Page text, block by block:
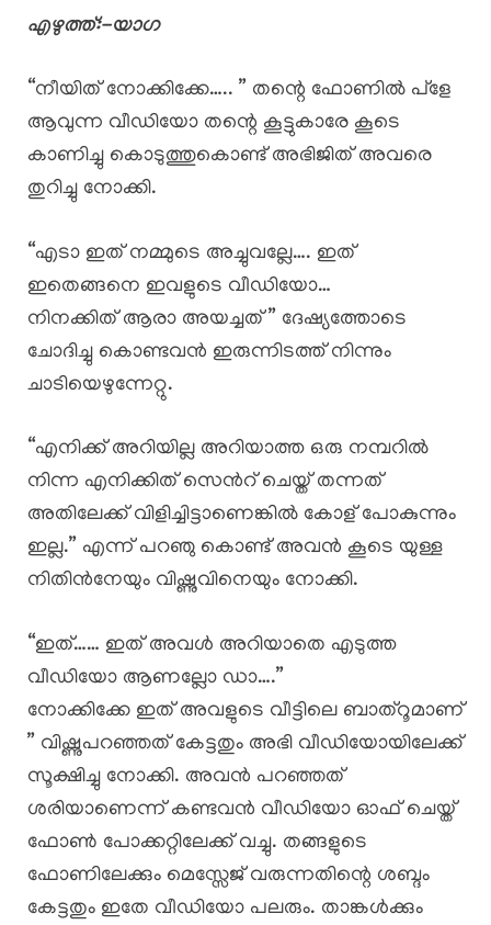
എഴുത്ത്:-യാഗ
“നീയിത് നോക്കിക്കേ….. ” തന്റെ ഫോണിൽ പ്ളേ
ആവുന്ന വീഡിയോ തന്റെ കൂട്ടുകാരേ കൂടെ
കാണിച്ചു കൊടുത്തുകൊണ്ട് അഭിജിത് അവരെ
തുറിച്ചു നോക്കി.
“എടാ ഇത് നമ്മുടെ അച്ചുവല്ലേ…. ഇത്
ഇതെങ്ങനെ ഇവളുടെ വീഡിയോ…
നിനക്കിത് ആരാ അയച്ചത് ” ദേഷ്യത്തോടെ
ചോദിച്ചു കൊണ്ടവൻ ഇരുന്നിടത്ത് നിന്നും
ചാടിയെഴുന്നേറ്റു.
“എനിക്ക് അറിയില്ല അറിയാത്ത ഒരു നമ്പറിൽ
നിന്ന എനിക്കിത് സെൻറ് ചെയ്ത് തന്നത്
അതിലേക്ക് വിളിച്ചിട്ടാണെങ്കിൽ കോള് പോകുന്നും
ഇല്ല.” എന്ന് പറഞു കൊണ്ട് അവൻ കൂടെ യുള്ള
നിതിൻനേയും വിഷ്ണുവിനെയും നോക്കി.
“ഇത്…… ഇത് അവൾ അറിയാതെ എടുത്ത
വീഡിയോ ആണല്ലോ ഡാ….”
നോക്കിക്കേ ഇത് അവളുടെ വീട്ടിലെ ബാത്റൂമാണ്
” വിഷ്ണുപറഞ്ഞത് കേട്ടതും അഭി വീഡിയോയിലേക്ക്
സൂക്ഷിച്ചു നോക്കി. അവൻ പറഞ്ഞത്
ശരിയാണെന്ന് കണ്ടവൻ വീഡിയോ ഓഫ് ചെയ്ത്
ഫോൺ പോക്കറ്റിലേക്ക് വച്ചു. തങ്ങളുടെ
ഫോണിലേക്കും മെസ്സേജ് വരുന്നതിന്റെ ശബ്ദം
കേട്ടതും ഇതേ വീഡിയോ പലരും. താങ്കൾക്കും